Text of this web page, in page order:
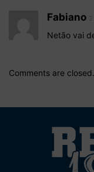
Fabiano
Netão vai
Comments are closed.